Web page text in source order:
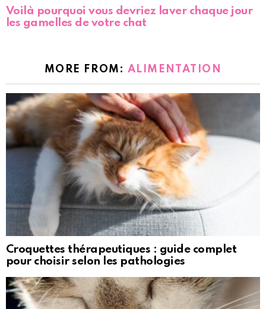
Voilà pourquoi vous devriez laver chaque jour
les gamelles de votre chat
MORE FROM: ALIMENTATION
Croquettes thérapeutiques : guide complet
pour choisir selon les pathologies